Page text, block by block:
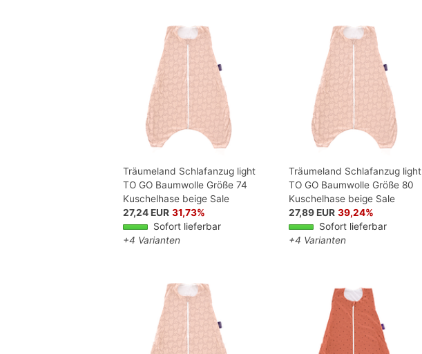
Träumeland Schlafanzug light
TO GO Baumwolle Größe 74
Kuschelhase beige Sale
27,24 EUR 31,73%
Sofort lieferbar
+4 Varianten
Träumeland Schlafanzug light
TO GO Baumwolle Größe 80
Kuschelhase beige Sale
27,89 EUR 39,24%
Sofort lieferbar
+4 Varianten